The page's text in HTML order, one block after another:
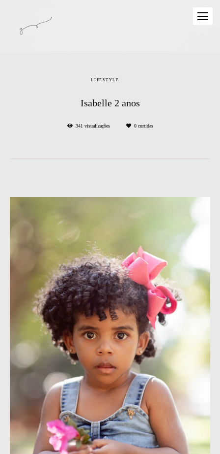
LIFESTYLE
Isabelle 2 anos
341 visualizações 0curtidas